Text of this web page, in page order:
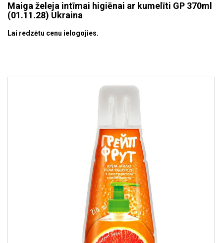
Maiga želeja intīmai higiēnai ar kumelīti GP 370ml
(01.11.28) Ukraina
Lai redzētu cenu ielogojies.